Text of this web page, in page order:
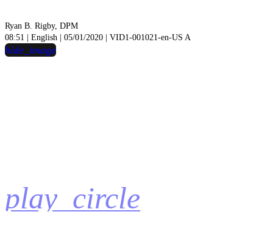
Ryan B. Rigby, DPM
08:51 | English | 05/01/2020 | VID1-001021-en-US A
play_circle
hide_image